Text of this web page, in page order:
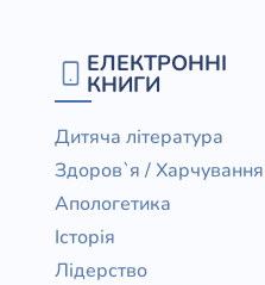
ЕЛЕКТРОННІ
КНИГИ
Дитяча література
Здоров`я / Харчування
Апологетика
Історія
Лідерство